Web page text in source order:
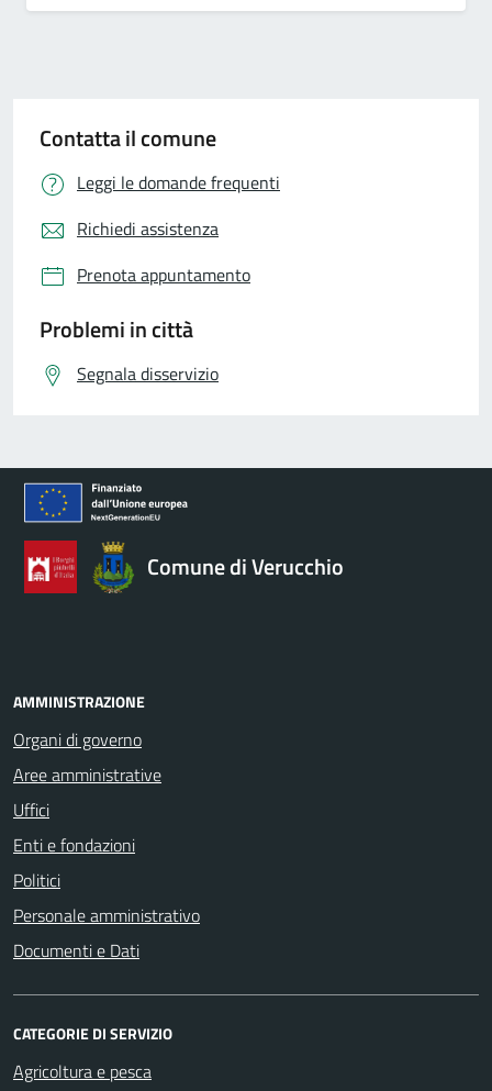
Contatta il comune
Leggi le domande frequenti
Richiedi assistenza
Prenota appuntamento
Problemi in città
Segnala disservizio
Comune di Verucchio
AMMINISTRAZIONE
Organi di governo
Aree amministrative
Uffici
Enti e fondazioni
Politici
Personale amministrativo
Documenti e Dati
CATEGORIE DI SERVIZIO
Agricoltura e pesca